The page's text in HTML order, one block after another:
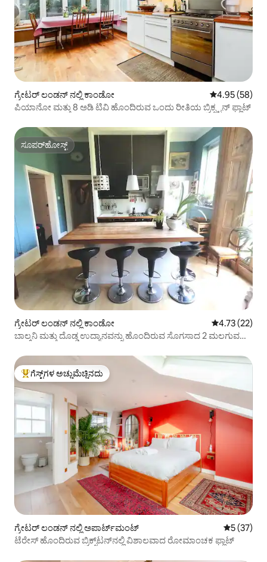
ಗ್ರೇಟರ್ ಲಂಡನ್ ನಲ್ಲಿ ಕಾಂಡೋ 5 ರಲ್ಲಿ 4.95
4.95 (58)
ಪಿಯಾನೋ ಮತ್ತು 8 ಅಡಿ ಟಿವಿ ಹೊಂದಿರುವ ಒಂದು ರೀತಿಯ ಬ್ರಿಕ್ಸ್ಟನ್ ಫ್ಲಾಟ್
ಸೂಪರ್‌ಹೋಸ್ಟ್
ಸೂಪರ್‌ಹೋಸ್ಟ್
ಗ್ರೇಟರ್ ಲಂಡನ್ ನಲ್ಲಿ ಕಾಂಡೋ 5 ರಲ್ಲಿ 4.73
4.73 (22)
ಬಾಲ್ಕನಿ ಮತ್ತು ದೊಡ್ಡ ಉದ್ಯಾನವನ್ನು ಹೊಂದಿರುವ ಸೊಗಸಾದ 2 ಮಲಗುವ
ಗೆಸ್ಟ್‌ಗಳಿಗೆ ಅತಿ ಹೆಚ್ಚು ಅಚ್ಚುಮೆಚ್ಚಿನದು
ಗೆಸ್ಟ್‌ಗಳ ಅಚ್ಚುಮೆಚ್ಚಿನದು
ಗ್ರೇಟರ್ ಲಂಡನ್ ನಲ್ಲಿ ಅಪಾರ್ಟ್‌ಮಂಟ್ 5 ರಲ್ಲಿ 5
5 (37)
ಟೆರೇಸ್ ಹೊಂದಿರುವ ಬ್ರಿಕ್ಸ್‌ಟನ್‌ನಲ್ಲಿ ವಿಶಾಲವಾದ ರೋಮಾಂಚಕ ಫ್ಲಾಟ್